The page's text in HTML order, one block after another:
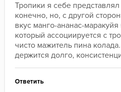
Тропики я себе
конечно, но, с другой
вкус манго-ананас-
который ассоциируется с
чисто мажитель пина
держится долго,
Ответить